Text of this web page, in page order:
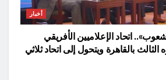
أخبار
اتحاد الإعلاميين الأفريقي
بالقاهرة ويتحول إلى اتحاد ثلاثي